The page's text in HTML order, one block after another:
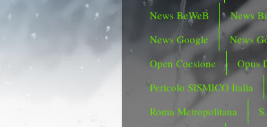
News BeWeB
News
News Google
News
Open Coesione
Opus
Pericolo SISMICO Italia
Roma Metropolitana